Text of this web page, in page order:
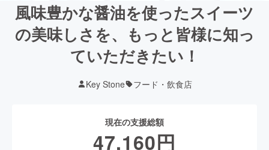
風味豊かな醤油を使ったスイーツ
の美味しさを、もっと皆様に知っ
ていただきたい！
Key Stone フード・飲食店
現在の支援総額
47,160円